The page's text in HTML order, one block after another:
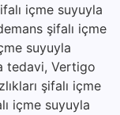
içme suyuyla
şifalı içme
suyuyla
tedavi, Vertigo
şifalı içme
içme suyuyla